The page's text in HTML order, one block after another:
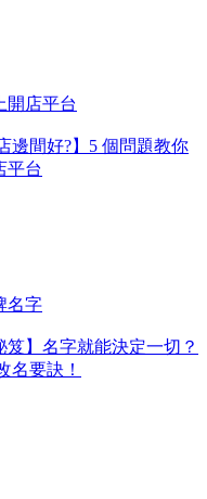
開店平台
邊間好?】5 個問題教你
平台
名字
笈】名字就能決定一切？
名要訣！